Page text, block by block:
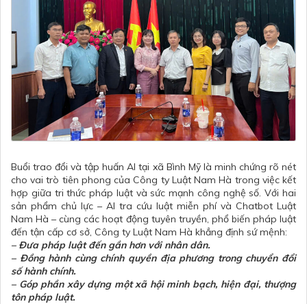
Buổi trao đổi và tập huấn AI tại xã Bình Mỹ là minh chứng rõ nét
cho vai trò tiên phong của Công ty Luật Nam Hà trong việc kết
hợp giữa tri thức pháp luật và sức mạnh công nghệ số. Với hai
sản phẩm chủ lực – AI tra cứu luật miễn phí và Chatbot Luật
Nam Hà – cùng các hoạt động tuyên truyền, phổ biến pháp luật
đến tận cấp cơ sở, Công ty Luật Nam Hà khẳng định sứ mệnh:
– Đưa pháp luật đến gần hơn với nhân dân.
– Đồng hành cùng chính quyền địa phương trong chuyển đổi
số hành chính.
– Góp phần xây dựng một xã hội minh bạch, hiện đại, thượng
tôn pháp luật.